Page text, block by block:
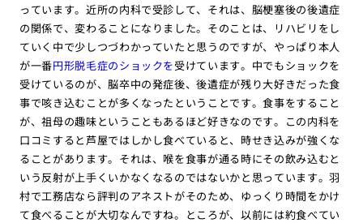
っています。近所の内科で受診して、それは、脳梗塞後の後遺症
の関係で、変わることになりました。そのことは、リハビリをし
ていく中で少しつづわかっていたと思うのですが、やっぱり本人
が一番円形脱毛症のショックを受けています。中でもショックを
受けているのが、脳卒中の発症後、後遺症が残り大好きだった食
事で咳き込むことが多くなったということです。食事をすること
が、祖母の趣味ということもあるほど好きなのです。この内科を
口コミすると芦屋ではしかし食べていると、時せき込みが強くな
ることがあります。それは、喉を食事が通る時にその飲み込むと
いう反射が上手くいかなくなるのではないかと思っています。羽
村で工務店なら評判のアネストがそのため、ゆっくり時間をかけ
て食べることが大切なんですね。ところが、以前には約食べてい